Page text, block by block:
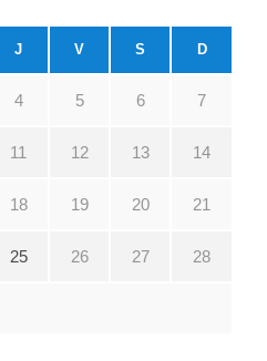
J V S D
4 5 6 7
11 12 13 14
18 19 20 21
25 26 27 28